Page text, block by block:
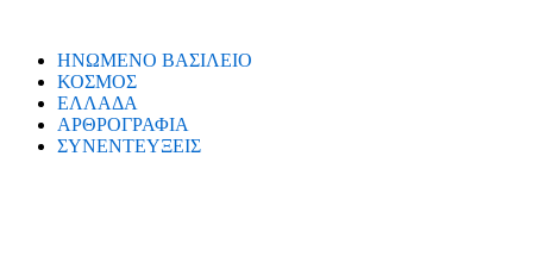
ΗΝΩΜΕΝΟ ΒΑΣΙΛΕΙΟ
ΚΟΣΜΟΣ
ΕΛΛΑΔΑ
ΑΡΘΡΟΓΡΑΦΙΑ
ΣΥΝΕΝΤΕΥΞΕΙΣ